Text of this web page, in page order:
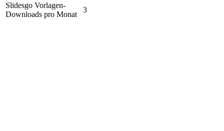
Slidesgo Vorlagen-
Downloads pro Monat
3